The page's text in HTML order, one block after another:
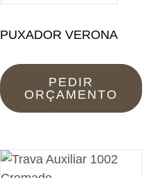
PUXADOR VERONA
PEDIR
ORÇAMENTO